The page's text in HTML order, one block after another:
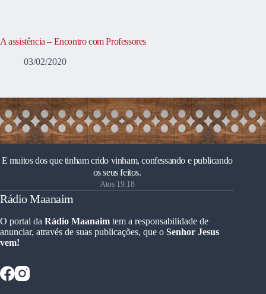
A assistência – Encontro com Professores
03/02/2020
E muitos dos que tinham crido vinham, confessando e publicando
os seus feitos.
Atos 19:18
Rádio Maanaim
O portal da Rádio Maanaim tem a responsabilidade de
anunciar, através de suas publicações, que o Senhor Jesus
vem!